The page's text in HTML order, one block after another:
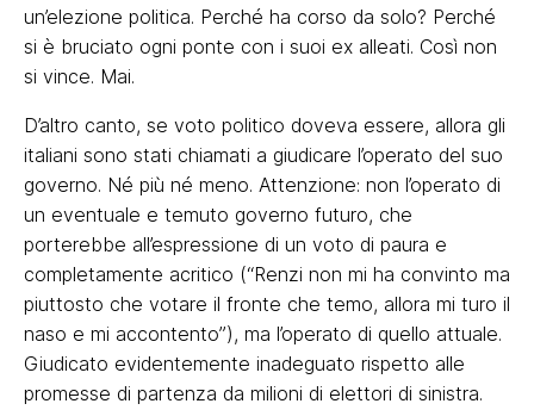
un’elezione politica. Perché ha corso da solo? Perché
si è bruciato ogni ponte con i suoi ex alleati. Così non
si vince. Mai.
D’altro canto, se voto politico doveva essere, allora gli
italiani sono stati chiamati a giudicare l’operato del suo
governo. Né più né meno. Attenzione: non l’operato di
un eventuale e temuto governo futuro, che
porterebbe all’espressione di un voto di paura e
completamente acritico (“Renzi non mi ha convinto ma
piuttosto che votare il fronte che temo, allora mi turo il
naso e mi accontento”), ma l’operato di quello attuale.
Giudicato evidentemente inadeguato rispetto alle
promesse di partenza da milioni di elettori di sinistra.